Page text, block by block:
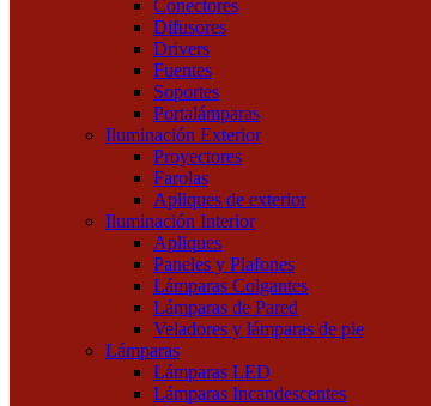
Conectores
Difusores
Drivers
Fuentes
Soportes
Portalámparas
Iluminación Exterior
Proyectores
Farolas
Apliques de exterior
Iluminación Interior
Apliques
Paneles y Plafones
Lámparas Colgantes
Lámparas de Pared
Veladores y lámparas de pie
Lámparas
Lámparas LED
Lámparas Incandescentes
Herramientas Eléctricas
Herramientas Manuales
Destornilladores
Pinzas y Alicates
Kits de Herramientas
Llaves
Otras Herramientas Manuales
Iluminación
Accesorios de Iluminación
Conectores
Drivers